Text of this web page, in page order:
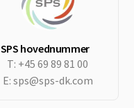
SPS hovednummer
T: +45 69 89 81 00
E: sps@sps-dk.com